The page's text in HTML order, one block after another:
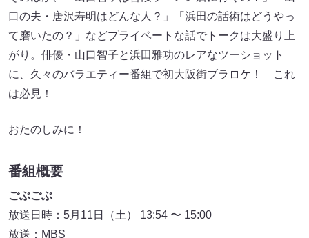
口の夫・唐沢寿明はどんな人？」「浜田の話術はどうやっ
て磨いたの？」などプライベートな話でトークは大盛り上
がり。俳優・山口智子と浜田雅功のレアなツーショット
に、久々のバラエティー番組で初大阪街ブラロケ！ これ
は必見！
おたのしみに！
番組概要
ごぶごぶ
放送日時：5月11日（土） 13:54 〜 15:00
放送：MBS